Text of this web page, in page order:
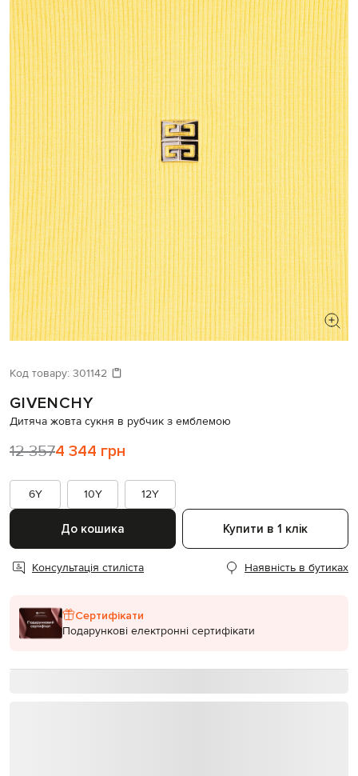
Код товару: 301142
GIVENCHY
Дитяча жовта сукня в рубчик з емблемою
12 3574 344 грн
6Y 10Y 12Y
До кошика Купити в 1 клік
Консультація стиліста Наявність в бутиках
Сертифікати
Подарункові електронні сертифікати